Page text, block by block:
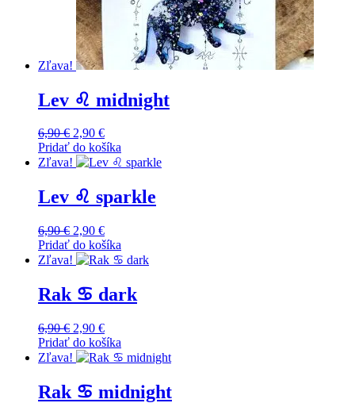
Zľava!
Lev ♌️ midnight
6,90€ Original
price
was:
2,90 €Current
price
is:
Pridať do košíka
Zľava!
Lev ♌️ sparkle
6,90€ Original
price
was:
2,90 €Current
price
is:
Pridať do košíka
Zľava!
Rak ♋️ dark
6,90€ Original
price
was:
2,90 €Current
price
is:
Pridať do košíka
Zľava!
Rak ♋️ midnight